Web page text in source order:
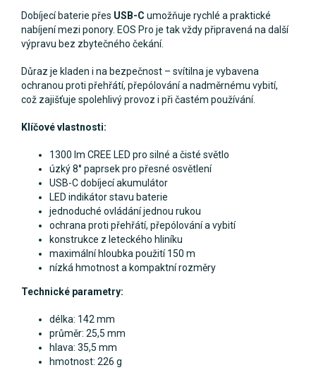
Dobíjecí baterie přes USB-C umožňuje rychlé a praktické
nabíjení mezi ponory. EOS Pro je tak vždy připravená na další
výpravu bez zbytečného čekání.
Důraz je kladen i na bezpečnost – svítilna je vybavena
ochranou proti přehřátí, přepólování a nadměrnému vybití,
což zajišťuje spolehlivý provoz i při častém používání.
Klíčové vlastnosti:
1300 lm CREE LED pro silné a čisté světlo
úzký 8° paprsek pro přesné osvětlení
USB-C dobíjecí akumulátor
LED indikátor stavu baterie
jednoduché ovládání jednou rukou
ochrana proti přehřátí, přepólování a vybití
konstrukce z leteckého hliníku
maximální hloubka použití 150 m
nízká hmotnost a kompaktní rozměry
Technické parametry:
délka: 142 mm
průměr: 25,5 mm
hlava: 35,5 mm
hmotnost: 226 g